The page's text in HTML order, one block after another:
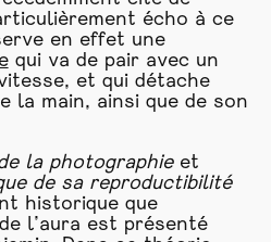
écho à ce
en effet une
qui va de pair avec un
et qui détache
la main, ainsi que de son
la photographieet
de sa reproductibilité
historique que
l’aura est présenté